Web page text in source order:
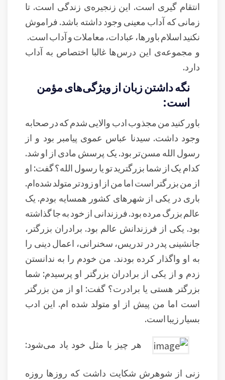
انتقام گیری است. این زنجیره‌ی زندگی است. تا
زمانی که آداب معینی وجود داشته باشد. فراموش
نکنید اسلام باورها، عبادات، معاملات و آداب است.
و مجموعه‌ی این درس‌ها غالبا اختصاص به آداب
دارد.
نگه داشتن زبان از ويژگی‌های مؤمن
است:
باور کنید من مجذوب ادب والایی شدم که در صحابه
وجود داشت. سیدنا عباس عموی پیامبر بود و از
رسول الله مسن‌تر بود. یک پرسش مادی از او شد.
کدام یک از شما بزرگترید تو یا رسول الله؟ گفت: او
از من بزرگتر است اما من از او زودتر متولد شده‌ام.
باری در یکی از شهرهای کشور همسایه بودم. یک
عالم بزرگ مرده بود. فرزندانی از خود به جا گذاشته
بود. یکی از فرزندانش عالم بود. برادران بزرگتر،
جانشینی پدر در تدریس، سخنرانی، اعمال دینی را
به او واگذار کرده بودند. من خودم را به ندانستن
زدم و از یکی از برادران بزرگتر او پرسیدم: شما
بزرگتر هستی یا برادرت؟ گفت: او از من بزرگتر
است اما من پیش از او متولد شده ام. این ادب
بسیار زیبا است.
هر چیز با مثل خود یاد می‌شود:
زنی از شوهرش شکایت داشت که روزها روزه